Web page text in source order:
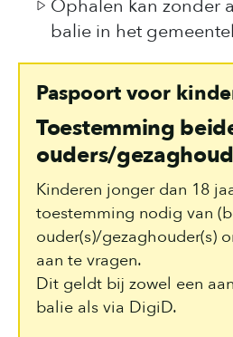
Ophalen kan zonder
balie in het
Paspoort voor
Toestemming
ouders/
Kinderen jonger dan 18
toestemming nodig van
ouder(s)/gezaghouder(s)
aan te vragen.
Dit geldt bij zowel een
balie als via DigiD.